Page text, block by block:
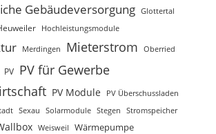
Gebäudeversorgung Glottertal
Hochleistungsmodule
Merdingen Mieterstrom Oberried
PV PV für Gewerbe
PV Module
PV Überschussladen
Sexau Solarmodule Stegen
Stromspeicher
Weisweil Wärmepumpe